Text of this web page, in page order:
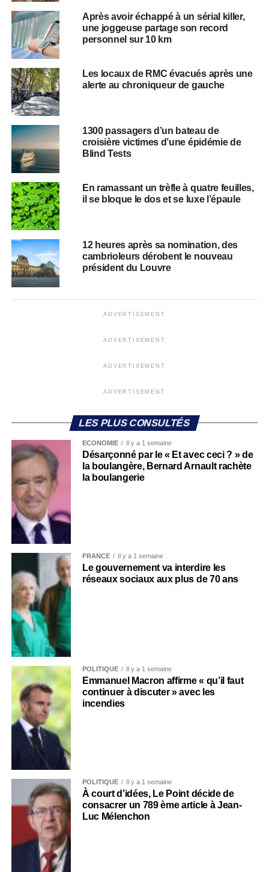
Après avoir échappé à un sérial killer,
une joggeuse partage son record
personnel sur 10 km
Les locaux de RMC évacués après une
alerte au chroniqueur de gauche
1300 passagers d’un bateau de
croisière victimes d’une épidémie de
Blind Tests
En ramassant un trèfle à quatre feuilles,
il se bloque le dos et se luxe l’épaule
12 heures après sa nomination, des
cambrioleurs dérobent le nouveau
président du Louvre
ADVERTISEMENT
ADVERTISEMENT
ADVERTISEMENT
ADVERTISEMENT
LES PLUS CONSULTÉS
ECONOMIE Il y a 1 semaine
Désarçonné par le « Et avec ceci ? » de
la boulangère, Bernard Arnault rachète
la boulangerie
FRANCE Il y a 1 semaine
Le gouvernement va interdire les
réseaux sociaux aux plus de 70 ans
POLITIQUE Il y a 1 semaine
Emmanuel Macron affirme « qu’il faut
continuer à discuter » avec les
incendies
POLITIQUE Il y a 1 semaine
À court d’idées, Le Point décide de
consacrer un 789 ème article à Jean-
Luc Mélenchon